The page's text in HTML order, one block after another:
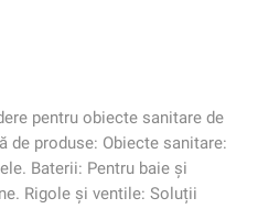
pentru obiecte sanitare de
de produse: Obiecte sanitare:
Baterii: Pentru baie și
Rigole și ventile: Soluții